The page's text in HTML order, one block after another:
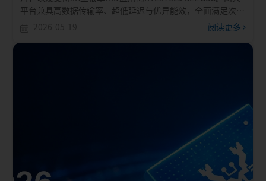
平台兼具高数据传输率、超低延迟与优异能效，全面满足次世
阅读更多